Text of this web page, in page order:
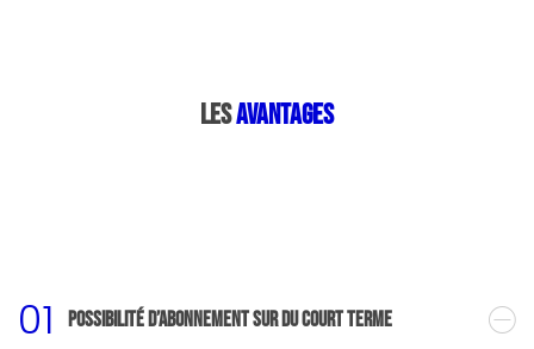
LESAVANTAGES
01 Possibilité d’abonnement sur du court terme